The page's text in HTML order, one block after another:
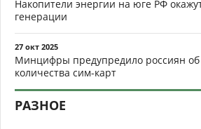
Накопители энергии на юге РФ
генерации
27 окт 2025
Минцифры предупредило россиян
количества сим-карт
РАЗНОЕ